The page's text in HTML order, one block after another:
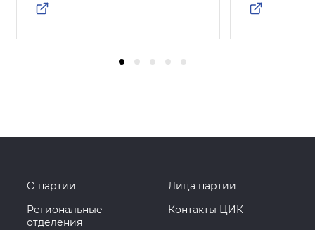
О партии
Лица партии
Региональные
отделения
Контакты ЦИК